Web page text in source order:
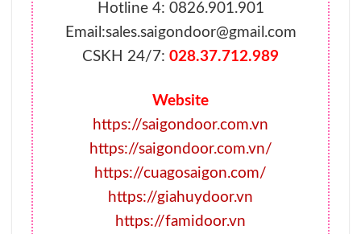
Hotline 4: 0826.901.901
Email:sales.saigondoor@gmail.com
CSKH 24/7: 028.37.712.989
Website
https://saigondoor.com.vn
https://saigondoor.com.vn/
https://cuagosaigon.com/
https://giahuydoor.vn
https://famidoor.vn